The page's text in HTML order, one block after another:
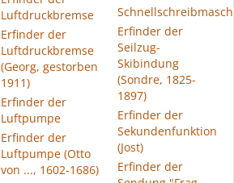
Luftdruckbremse
Erfinder der
Luftdruckbremse
(Georg, gestorben
1911)
Erfinder der
Luftpumpe
Erfinder der
Luftpumpe (Otto
von ..., 1602-1686)
Erfinder der
Seilzug-
Skibindung
(Sondre, 1825-
1897)
Erfinder der
Sekundenfunktion
(Jost)
Erfinder der